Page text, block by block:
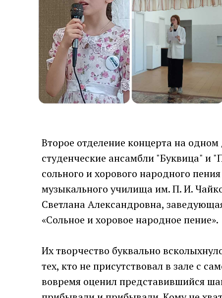
Второе отделение концерта на
студенческие ансамбли "Буквица" и
сольного и хорового народного
музыкального училища им. П. И.
Светлана Александровна,
«Сольное и хоровое народное пение».
Их творчество буквально
тех, кто не присутствовал в зале с
вовремя оценил представившийся